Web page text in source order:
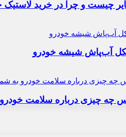
چیست و چرا در خرید لاستیک
آب‌پاش شیشه خودرو
چه چیزی درباره سلامت